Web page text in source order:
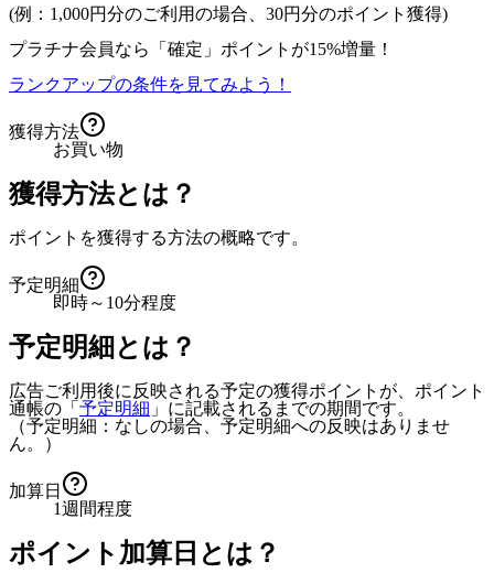
(例：1,000円分のご利用の場合、 30円分のポイント獲得)
プラチナ会員なら
「確定」 ポイントが15%増量！
ランクアップの条件を見てみよう！
獲得方法
お買い物
獲得方法とは？
ポイントを獲得する方法の概略です。
予定明細
即時～10分程度
予定明細とは？
広告ご利用後に反映される予定の獲得ポイントが、ポイント
通帳の「 予定明細 」に記載されるまでの期間です。
（予定明細：なしの場合、予定明細への反映はありませ
ん。）
加算日
1週間程度
ポイント加算日とは？